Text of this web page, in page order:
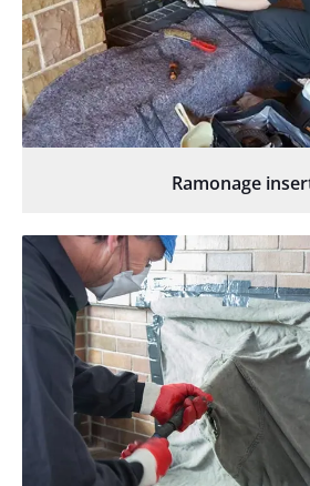
Ramonage